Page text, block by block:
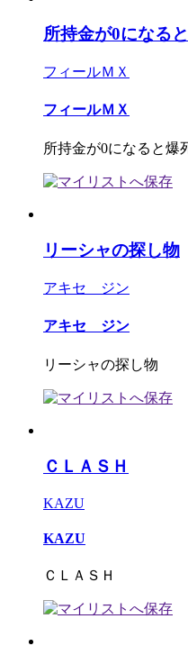
所持金が0になる
フィールＭＸ
フィールＭＸ
所持金が0になると爆
リーシャの探し物
アキセ ジン
アキセ ジン
リーシャの探し物
ＣＬＡＳＨ
KAZU
KAZU
ＣＬＡＳＨ